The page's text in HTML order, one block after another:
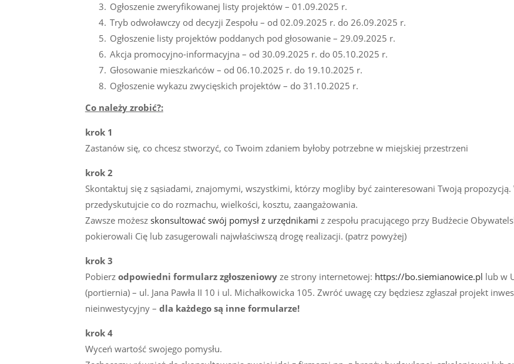
Ogłoszenie zweryfikowanej listy projektów – 01.09.2025 r.
Tryb odwoławczy od decyzji Zespołu – od 02.09.2025 r. do 26.09.2025 r.
Ogłoszenie listy projektów poddanych pod głosowanie – 29.09.2025 r.
Akcja promocyjno-informacyjna – od 30.09.2025 r. do 05.10.2025 r.
Głosowanie mieszkańców – od 06.10.2025 r. do 19.10.2025 r.
Ogłoszenie wykazu zwycięskich projektów – do 31.10.2025 r.
Co należy zrobić?:
krok 1
Zastanów się, co chcesz stworzyć, co Twoim zdaniem byłoby potrzebne w miejskiej przestrzeni
krok 2
Skontaktuj się z sąsiadami, znajomymi, wszystkimi, którzy mogliby być zainteresowani Twoją propozycją.
przedyskutujcie co do rozmachu, wielkości, kosztu, zaangażowania.
Zawsze możesz skonsultować swój pomysł z urzędnikami z zespołu pracującego przy Budżecie
pokierowali Cię lub zasugerowali najwłaściwszą drogę realizacji. (patrz powyżej)
krok 3
Pobierz odpowiedni formularz zgłoszeniowyze strony internetowej: https://bo.siemianowice.pl lub w
(portiernia) – ul. Jana Pawła II 10 i ul. Michałkowicka 105. Zwróć uwagę czy będziesz zgłaszał projekt
nieinwestycyjny – dla każdego są inne formularze!
krok 4
Wyceń wartość swojego pomysłu.